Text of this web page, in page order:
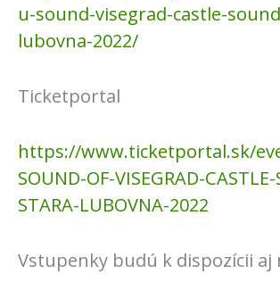
u-sound-visegrad-castle-
lubovna-2022/
Ticketportal
https://www.ticketportal.sk/
SOUND-OF-VISEGRAD-
STARA-LUBOVNA-2022
Vstupenky budú k dispozícii aj